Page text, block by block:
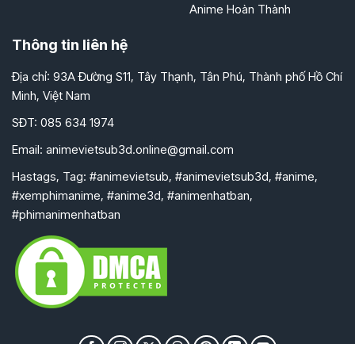
Anime Hoàn Thành
Thông tin liên hệ
Địa chỉ: 93A Đường S11, Tây Thạnh, Tân Phú, Thành phố Hồ Chí
Minh, Việt Nam
SĐT: 085 634 1974
Email: animevietsub3d.online@gmail.com
Hastags, Tag: #animevietsub, #animevietsub3d, #anime,
#xemphimanime, #anime3d, #animenhatban,
#phimanimenhatban